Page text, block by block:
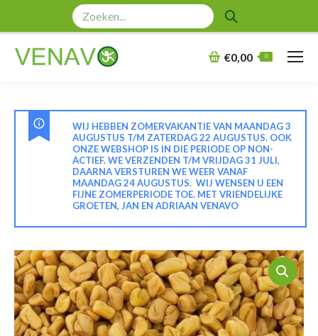
Zoeken:
€0,00 0
WIJ HEBBEN ZOMERVAKANTIE VAN MAANDAG 3
AUGUSTUS T/M ZATERDAG 22 AUGUSTUS. OOK
ONZE WEBSHOP IS IN DIE PERIODE OP NON-
ACTIEF. WE VERZENDEN T/M VRIJDAG 31 JULI,
DAARNA VERSTUREN WE WEER VANAF
MAANDAG 24 AUGUSTUS. WIJ WENSEN U EEN
FIJNE ZOMERPERIODE TOE. MET VRIENDELIJKE
GROETEN, JAN EN ADRIAAN VENAVO